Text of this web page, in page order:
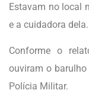
Estavam no local
e a cuidadora dela.
Conforme o
ouviram o
Polícia Militar.